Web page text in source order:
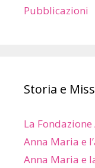
Pubblicazioni
Storia e
La
Anna Maria e
Anna Maria e